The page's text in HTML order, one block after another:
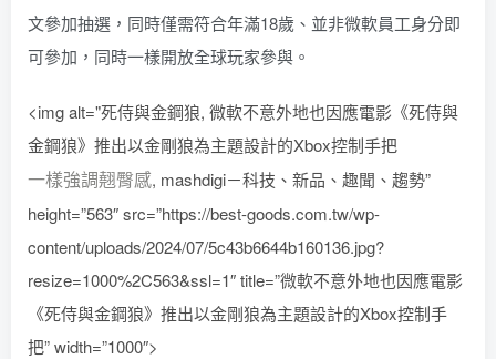
文參加抽選，同時僅需符合年滿18歲、並非微軟員工身分即
可參加，同時一樣開放全球玩家參與。
<img alt="死侍與金鋼狼, 微軟不意外地也因應電影《死侍與
金鋼狼》推出以金剛狼為主題設計的Xbox控制手把
一樣強調翹臀感, mashdigi－科技、新品、趣聞、趨勢”
height=”563″ src=”https://best-goods.com.tw/wp-
content/uploads/2024/07/5c43b6644b160136.jpg?
resize=1000%2C563&ssl=1″ title=”微軟不意外地也因應電影
《死侍與金鋼狼》推出以金剛狼為主題設計的Xbox控制手
把” width=”1000″>